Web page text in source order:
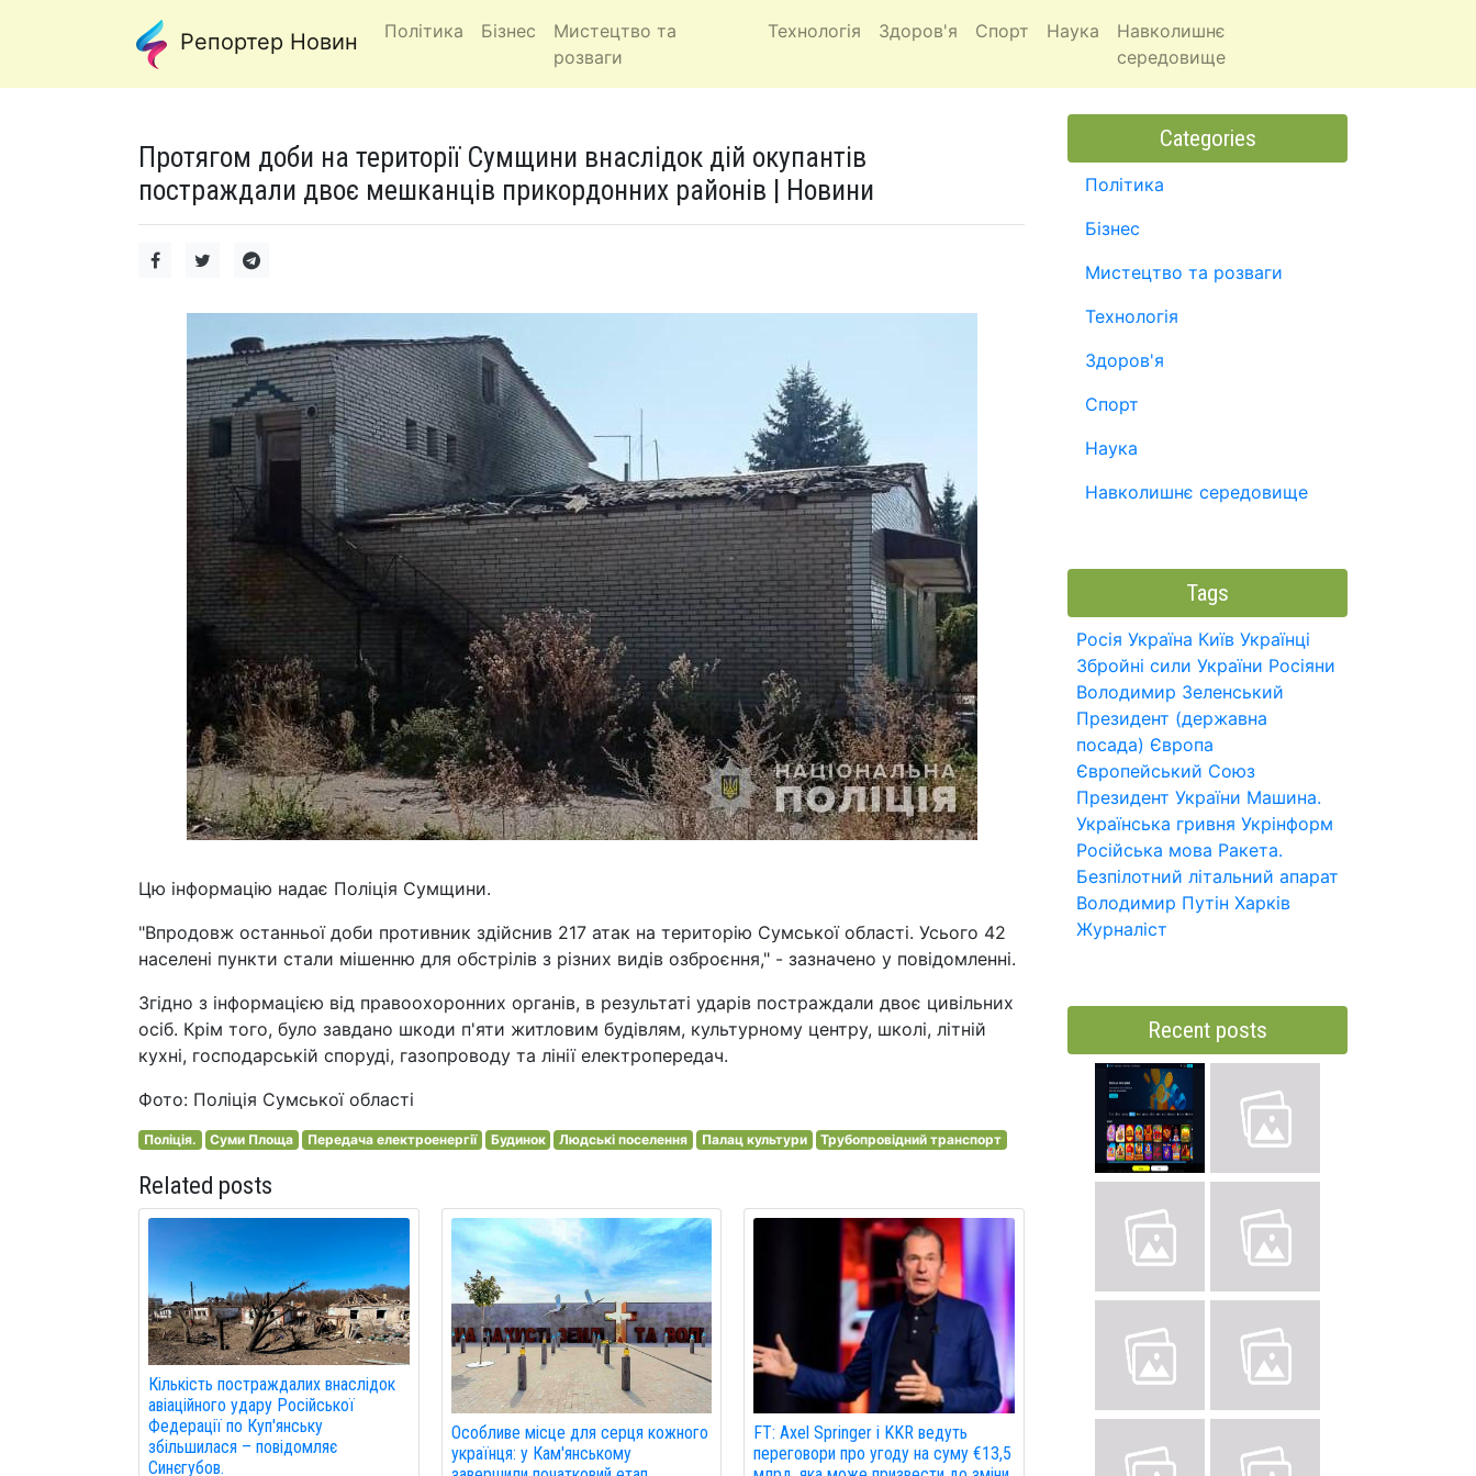
Репортер Новин Політика Бізнес
Мистецтво та
розваги
Технологія Здоров'я Спорт Наука
Навколишнє
середовище
Протягом доби на території Сумщини внаслідок дій окупантів
постраждали двоє мешканців прикордонних районів | Новини
Цю інформацію надає Поліція Сумщини.
"Впродовж останньої доби противник здійснив 217 атак на територію Сумської області. Усього 42
населені пункти стали мішенню для обстрілів з різних видів озброєння," - зазначено у повідомленні.
Згідно з інформацією від правоохоронних органів, в результаті ударів постраждали двоє цивільних
осіб. Крім того, було завдано шкоди п'яти житловим будівлям, культурному центру, школі, літній
кухні, господарській споруді, газопроводу та лінії електропередач.
Фото: Поліція Сумської області
Поліція. Суми Площа Передача електроенергії Будинок Людські поселення Палац культури Трубопровідний транспорт
Related posts
Кількість постраждалих внаслідок
авіаційного удару Російської
Федерації по Куп'янську
збільшилася – повідомляє
Синєгубов.
Особливе місце для серця кожного
українця: у Кам'янському
FT: Axel Springer і KKR ведуть
переговори про угоду на суму €13,5
Categories
Політика
Бізнес
Мистецтво та розваги
Технологія
Здоров'я
Спорт
Наука
Навколишнє середовище
Tags
Росія Україна Київ Українці
Збройні сили України Росіяни
Володимир Зеленський
Президент (державна
посада) Європа
Європейський Союз
Президент України Машина.
Українська гривня Укрінформ
Російська мова Ракета.
Безпілотний літальний апарат
Володимир Путін Харків
Журналіст
Recent posts